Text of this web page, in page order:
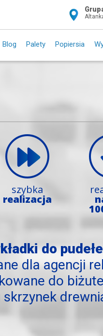
Blog Palety Popiersia
szybka
realizacja
do
dla agencji
do
skrzynek